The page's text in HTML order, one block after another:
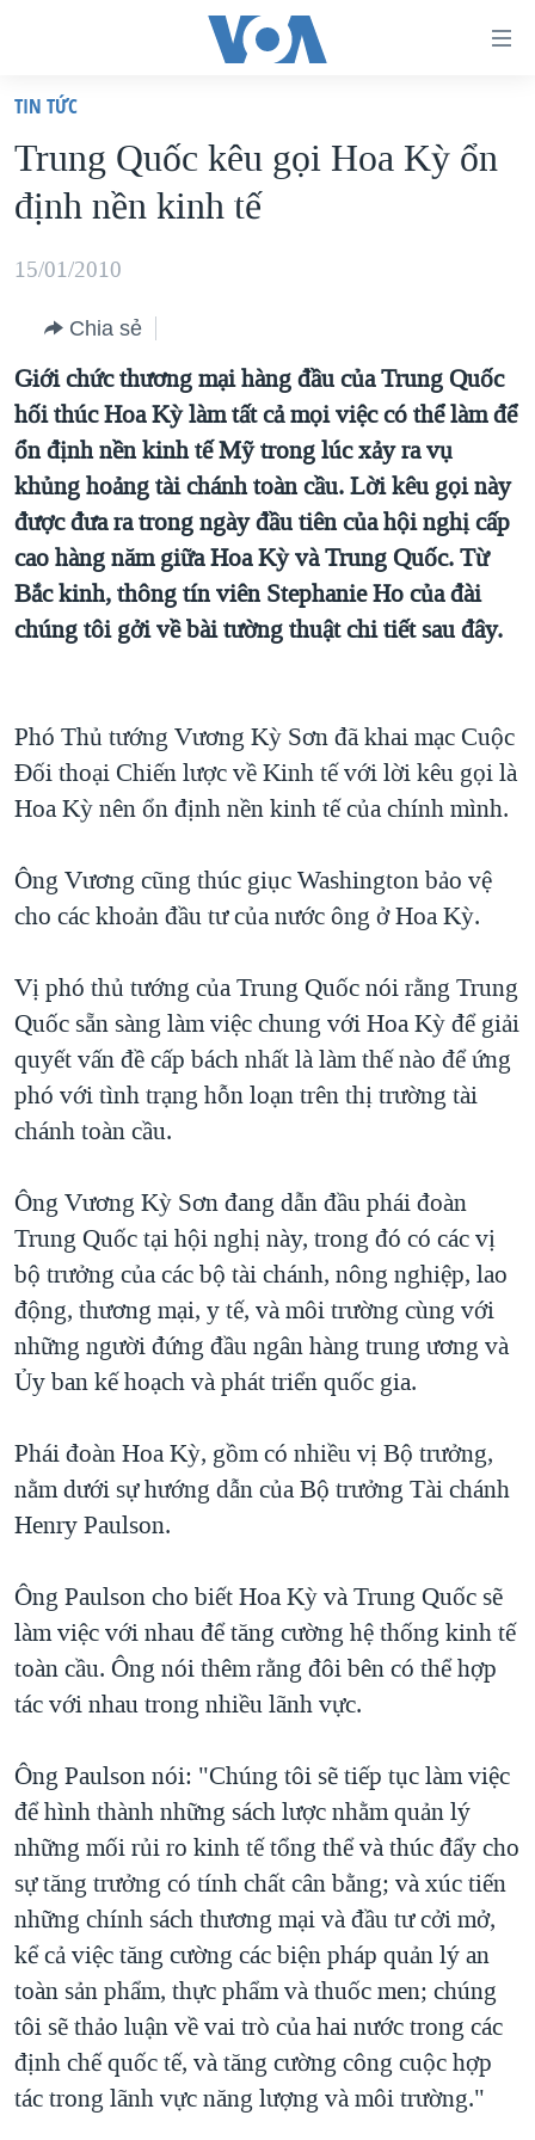
truy
cập
Tới
dung
chính
điều
hướng
chính
Đi
tới
"Tìm"
VIỆT NAM
HOA KỲ
BIỂN ĐÔNG
BLOG
DIỄN ĐÀN
MỤC
TỰ DO BÁO CHÍ
VẠCH TRẦN TIN GIẢ
NGƯỜI VIỆT HẢI NGOẠI
ĐỜI SỐNG
KINH TẾ
SỨC KHOẺ
VĂN HOÁ
THỂ THAO
CHUYÊN ĐỀ
CHIẾN TRANH THƯƠNG MẠI CỦA MỸ: QUÁ KHỨ VÀ HIỆN
TẠI
HÀNH TRÌNH BẦU CỬ 2024
MỘT NĂM CHIẾN TRANH TẠI DẢI GAZA
TRỊNH VĨNH BÌNH - NGƯỜI HẠ 'BÊN THẮNG CUỘC'
GROUND ZERO – XƯA VÀ NAY
CÁC GIÁ TRỊ CỘNG HÒA Ở VIỆT NAM
THƯỢNG ĐỈNH TRUMP-KIM TẠI VIỆT NAM
NGƯ DÂN VIỆT VÀ LÀN SÓNG TRỘM HẢI SÂM
BÊN KIA QUỐC LỘ: TIẾNG VỌNG TỪ NÔNG THÔN MỸ
QUAN HỆ VIỆT MỸ
HỌC TIẾNG ANH
VIDEO
NGHE
Ngôn ngữ khác
TIN TỨC
Trung Quốc kêu gọi Hoa Kỳ ổn
định nền kinh tế
15/01/2010
Chia sẻ
Giới chức thương mại hàng đầu của Trung Quốc
hối thúc Hoa Kỳ làm tất cả mọi việc có thể làm để
ổn định nền kinh tế Mỹ trong lúc xảy ra vụ
khủng hoảng tài chánh toàn cầu. Lời kêu gọi này
được đưa ra trong ngày đầu tiên của hội nghị cấp
cao hàng năm giữa Hoa Kỳ và Trung Quốc. Từ
Bắc kinh, thông tín viên Stephanie Ho của đài
chúng tôi gởi về bài tường thuật chi tiết sau đây.
Phó Thủ tướng Vương Kỳ Sơn đã khai mạc Cuộc
Đối thoại Chiến lược về Kinh tế với lời kêu gọi là
Hoa Kỳ nên ổn định nền kinh tế của chính mình.
Ông Vương cũng thúc giục Washington bảo vệ
cho các khoản đầu tư của nước ông ở Hoa Kỳ.
Vị phó thủ tướng của Trung Quốc nói rằng Trung
Quốc sẵn sàng làm việc chung với Hoa Kỳ để giải
quyết vấn đề cấp bách nhất là làm thế nào để ứng
phó với tình trạng hỗn loạn trên thị trường tài
chánh toàn cầu.
Ông Vương Kỳ Sơn đang dẫn đầu phái đoàn
Trung Quốc tại hội nghị này, trong đó có các vị
bộ trưởng của các bộ tài chánh, nông nghiệp, lao
động, thương mại, y tế, và môi trường cùng với
những người đứng đầu ngân hàng trung ương và
Ủy ban kế hoạch và phát triển quốc gia.
Phái đoàn Hoa Kỳ, gồm có nhiều vị Bộ trưởng,
nằm dưới sự hướng dẫn của Bộ trưởng Tài chánh
Henry Paulson.
Ông Paulson cho biết Hoa Kỳ và Trung Quốc sẽ
làm việc với nhau để tăng cường hệ thống kinh tế
toàn cầu. Ông nói thêm rằng đôi bên có thể hợp
tác với nhau trong nhiều lãnh vực.
Ông Paulson nói: "Chúng tôi sẽ tiếp tục làm việc
để hình thành những sách lược nhằm quản lý
những mối rủi ro kinh tế tổng thể và thúc đẩy cho
sự tăng trưởng có tính chất cân bằng; và xúc tiến
những chính sách thương mại và đầu tư cởi mở,
kể cả việc tăng cường các biện pháp quản lý an
toàn sản phẩm, thực phẩm và thuốc men; chúng
tôi sẽ thảo luận về vai trò của hai nước trong các
định chế quốc tế, và tăng cường công cuộc hợp
tác trong lãnh vực năng lượng và môi trường."